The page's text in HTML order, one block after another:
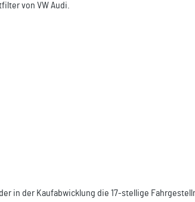
von VW Audi.
in der Kaufabwicklung die 17-stellige